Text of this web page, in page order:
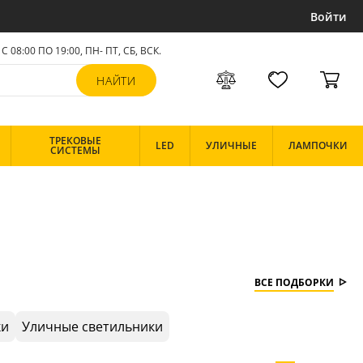
Войти
С 08:00 ПО 19:00, ПН- ПТ, СБ, ВСК.
ТРЕКОВЫЕ
СИСТЕМЫ LED УЛИЧНЫЕ ЛАМПОЧКИ
ВСЕ ПОДБОРКИ
Уличные светильники